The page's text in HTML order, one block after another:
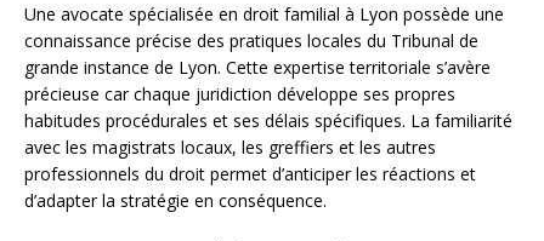
Une avocate spécialisée en droit familial à Lyon possède une
connaissance précise des pratiques locales du Tribunal de
grande instance de Lyon. Cette expertise territoriale s’avère
précieuse car chaque juridiction développe ses propres
habitudes procédurales et ses délais spécifiques. La familiarité
avec les magistrats locaux, les greffiers et les autres
professionnels du droit permet d’anticiper les réactions et
d’adapter la stratégie en conséquence.